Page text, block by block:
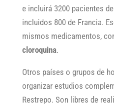
e incluirá 3200 pacientes
incluidos 800 de Francia.
mismos medicamentos,
cloroquina.
Otros países o grupos de
organizar estudios
Restrepo. Son libres de